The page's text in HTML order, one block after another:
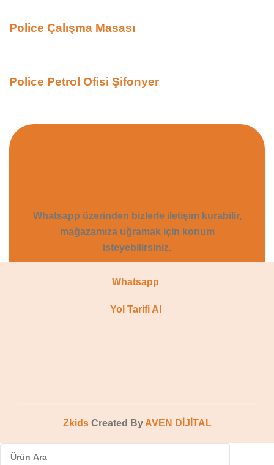
Police Çalışma Masası
Police Petrol Ofisi Şifonyer
Whatsapp üzerinden bizlerle iletişim kurabilir,
mağazamıza uğramak için konum
isteyebilirsiniz.
Whatsapp
Yol Tarifi Al
ZkidsCreated By AVEN DİJİTAL